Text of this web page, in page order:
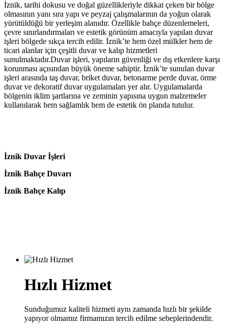
İznik, tarihi dokusu ve doğal güzellikleriyle dikkat çeken bir bölge
olmasının yanı sıra yapı ve peyzaj çalışmalarının da yoğun olarak
yürütüldüğü bir yerleşim alanıdır. Özellikle bahçe düzenlemeleri,
çevre sınırlandırmaları ve estetik görünüm amacıyla yapılan duvar
işleri bölgede sıkça tercih edilir. İznik’te hem özel mülkler hem de
ticari alanlar için çeşitli duvar ve kalıp hizmetleri
sunulmaktadır.Duvar işleri, yapıların güvenliği ve dış etkenlere karşı
korunması açısından büyük öneme sahiptir. İznik’te sunulan duvar
işleri arasında taş duvar, briket duvar, betonarme perde duvar, örme
duvar ve dekoratif duvar uygulamaları yer alır. Uygulamalarda
bölgenin iklim şartlarına ve zeminin yapısına uygun malzemeler
kullanılarak hem sağlamlık hem de estetik ön planda tutulur.
İznik Duvar İşleri
İznik Bahçe Duvarı
İznik Bahçe Kalıp
Hızlı Hizmet
Sunduğumuz kaliteli hizmeti aynı zamanda hızlı bir şekilde
yapıyor olmamız firmamızın tercih edilme sebeplerindendir.